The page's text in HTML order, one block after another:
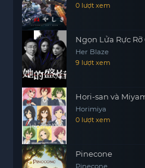
0 lượt xem
Ngọn Lửa Rực Rỡ
Her Blaze
9 lượt xem
Hori-san và
Horimiya
0 lượt xem
Pinecone
Pinecone